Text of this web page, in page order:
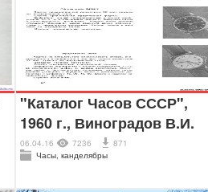
"Каталог Часов СССР",
1960 г., Виноградов В.И.
06.04.16 7236
871
Часы, канделябры